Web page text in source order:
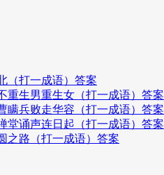
（打一成语）答案
重生男重生女（打一成语）答案
瞒兵败走华容（打一成语）答案
堂诵声连日起（打一成语）答案
之路（打一成语）答案